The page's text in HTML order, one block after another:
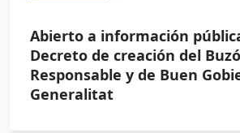
Abierto a información
Decreto de creación del
Responsable y de Buen
Generalitat